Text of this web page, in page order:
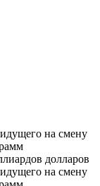
на смену
долларов
на смену